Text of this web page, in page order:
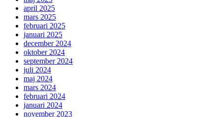
april 2025
mars 2025
februari 2025
januari 2025
december 2024
oktober 2024
september 2024
juli 2024
maj 2024
mars 2024
februari 2024
januari 2024
november 2023